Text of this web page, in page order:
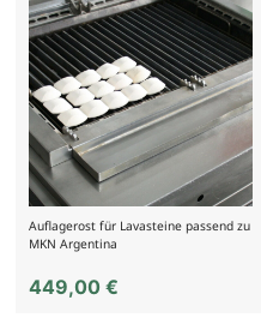
Auflagerost für Lavasteine passend zu
MKN Argentina
449,00 €